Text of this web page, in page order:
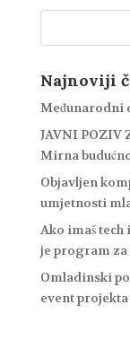
Najnoviji
Međunarodni
JAVNI POZIV
Mirna
Objavljen
umjetnosti
Ako imaš tech
je program za
Omladinski
event